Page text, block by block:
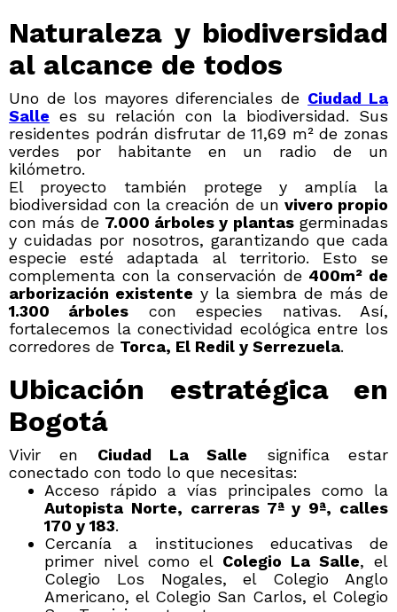
Naturaleza y biodiversidad
al alcance de todos
Uno de los mayores diferenciales de Ciudad La
Salle es su relación con la biodiversidad. Sus
residentes podrán disfrutar de 11,69 m² de zonas
verdes por habitante en un radio de un
kilómetro.
El proyecto también protege y amplía la
biodiversidad con la creación de un vivero propio
con más de 7.000 árboles y plantasgerminadas
y cuidadas por nosotros, garantizando que cada
especie esté adaptada al territorio. Esto se
complementa con la conservación de 400m² de
arborización existente y la siembra de más de
1.300 árboles con especies nativas. Así,
fortalecemos la conectividad ecológica entre los
corredores de Torca, El Redil y Serrezuela.
Ubicación estratégica en
Bogotá
Vivir en Ciudad La Salle significa estar
conectado con todo lo que necesitas:
Acceso rápido a vías principales como la
Autopista Norte, carreras 7ª y 9ª, calles
170 y 183.
Cercanía a instituciones educativas de
primer nivel como el Colegio La Salle, el
Colegio Los Nogales, el Colegio Anglo
Americano, el Colegio San Carlos, el Colegio